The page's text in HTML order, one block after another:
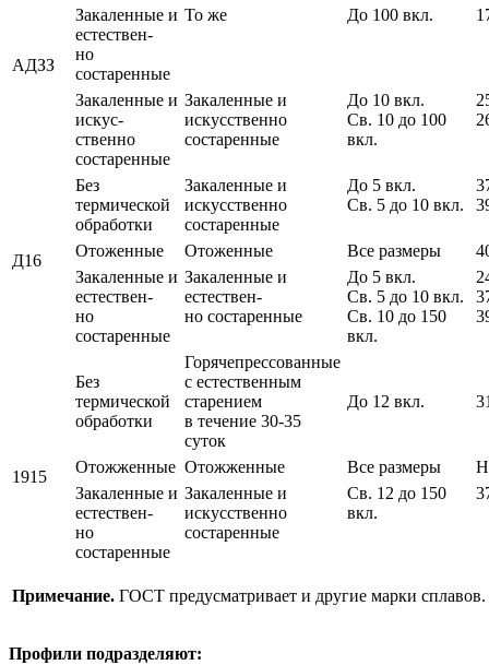
АДЗЗ
Закаленные и
естествен-
но
состаренные
То же До 100 вкл.
Закаленные и
искус-
ственно
состаренные
Закаленные и
искусственно
состаренные
До 10 вкл.
Св. 10 до 100
вкл.
Д16
Без
термической
обработки
Закаленные и
искусственно
состаренные
До 5 вкл.
Св. 5 до 10 вкл.
Отоженные Отоженные Все размеры
Закаленные и
естествен-
но
состаренные
Закаленные и
естествен-
но состаренные
До 5 вкл.
Св. 5 до 10 вкл.
Св. 10 до 150
вкл.
1915
Без
термической
обработки
Горячепрессованные
с естественным
старением
в течение 30-35
суток
До 12 вкл.
Отожженные Отожженные Все размеры
Закаленные и
естествен-
но
состаренные
Закаленные и
искусственно
состаренные
Св. 12 до 150
вкл.
Примечание. ГОСТ предусматривает и другие марки сплавов.
Профили подразделяют: